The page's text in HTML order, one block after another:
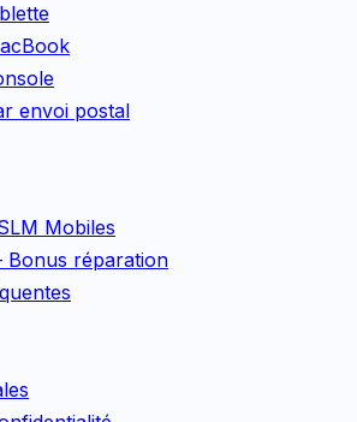
envoi postal
Mobiles
Bonus réparation